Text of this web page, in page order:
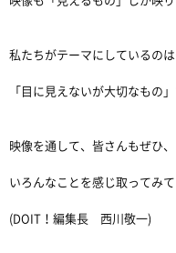
私たちがテーマにしているのは
「目に見えないが大切なもの」
映像を通して、皆さんもぜひ、
いろんなことを感じ取ってみて
(DOIT！編集長 西川敬一)